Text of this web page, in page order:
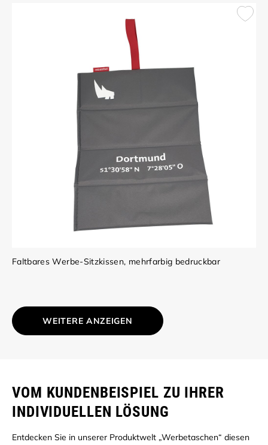
Faltbares Werbe-Sitzkissen, mehrfarbig bedruckbar
WEITERE ANZEIGEN
VOM KUNDENBEISPIEL ZU IHRER
INDIVIDUELLEN LÖSUNG
Entdecken Sie in unserer Produktwelt „Werbetaschen“ diesen